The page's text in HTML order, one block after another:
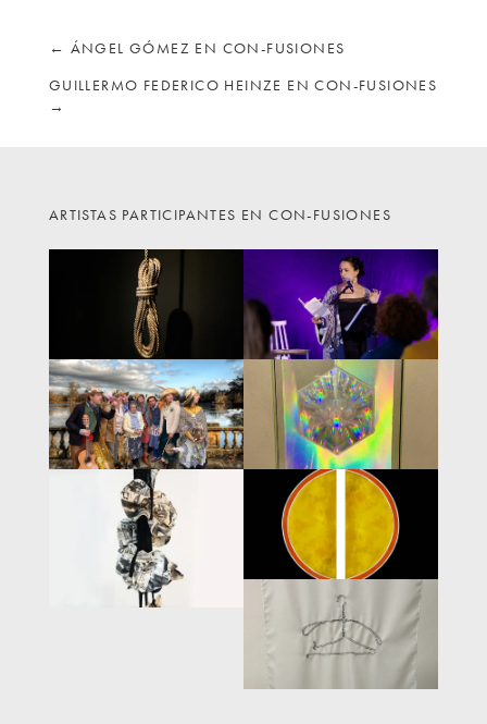
← ÁNGEL GÓMEZ EN CON-FUSIONES
GUILLERMO FEDERICO HEINZE EN CON-FUSIONES
→
ARTISTAS PARTICIPANTES EN CON-FUSIONES